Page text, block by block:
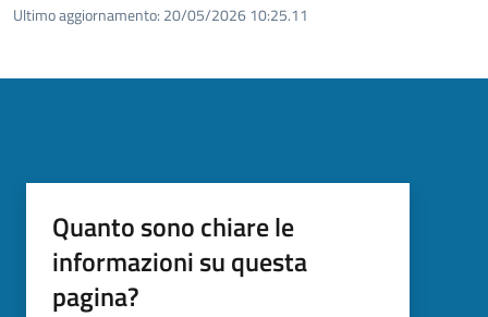
Ultimo aggiornamento: 20/05/2026 10:25.11
Quanto sono chiare le
informazioni su questa
pagina?